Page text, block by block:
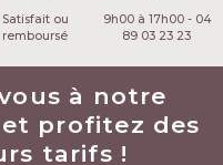
Satisfait ou
remboursé
9h00 à 17h00 - 04
89 03 23 23
à notre
profitez des
tarifs !